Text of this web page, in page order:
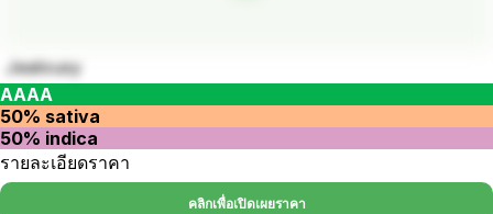
Jealousy
AAAA
50% sativa
50% indica
รายละเอียดราคา
คลิกเพื่อเปิดเผยราคา